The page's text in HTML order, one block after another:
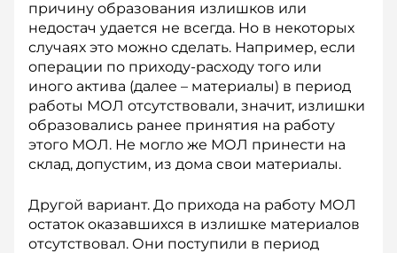
причину образования излишков или
недостач удается не всегда. Но в некоторых
случаях это можно сделать. Например, если
операции по приходу-расходу того или
иного актива (далее – материалы) в период
работы МОЛ отсутствовали, значит, излишки
образовались ранее принятия на работу
этого МОЛ. Не могло же МОЛ принести на
склад, допустим, из дома свои материалы.
Другой вариант. До прихода на работу МОЛ
остаток оказавшихся в излишке материалов
отсутствовал. Они поступили в период